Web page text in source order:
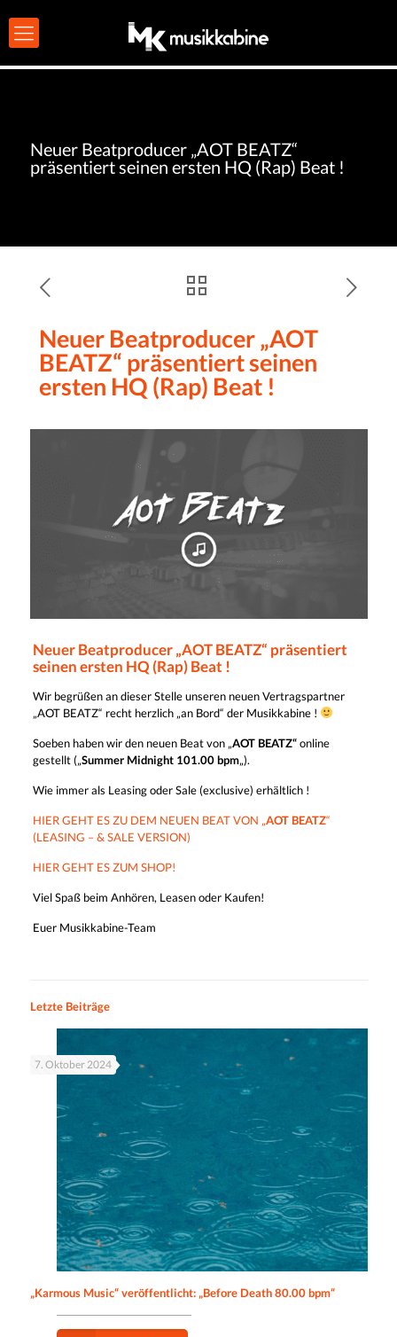
Neuer Beatproducer „AOT BEATZ“
präsentiert seinen ersten HQ (Rap) Beat !
Neuer Beatproducer „AOT
BEATZ“ präsentiert seinen
ersten HQ (Rap) Beat !
Neuer Beatproducer „AOT BEATZ“ präsentiert
seinen ersten HQ (Rap) Beat !
Wir begrüßen an dieser Stelle unseren neuen Vertragspartner
„AOT BEATZ“ recht herzlich „an Bord“ der Musikkabine !
Soeben haben wir den neuen Beat von „AOT BEATZ“online
gestellt („Summer Midnight 101.00 bpm„).
Wie immer als Leasing oder Sale (exclusive) erhältlich !
HIER GEHT ES ZU DEM NEUEN BEAT VON „AOT BEATZ“
(LEASING – & SALE VERSION)
HIER GEHT ES ZUM SHOP!
Viel Spaß beim Anhören, Leasen oder Kaufen!
Euer Musikkabine-Team
Letzte Beiträge
7. Oktober 2024
„Karmous Music“ veröffentlicht: „Before Death 80.00 bpm“